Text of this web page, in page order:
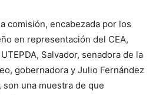
comisión, encabezada por los
en representación del CEA,
Salvador, senadora de la
gobernadora y Julio Fernández
una muestra de que